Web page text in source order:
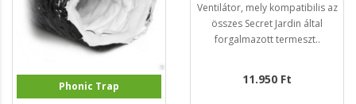
Phonic Trap
Ventilátor, mely kompatibilis az
összes Secret Jardin által
forgalmazott termeszt..
11.950 Ft